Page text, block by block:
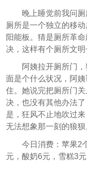
晚上睡觉前我问
厕所是一个独立的移
阳能板。猜是厕所革
决，这样有个厕所文明
阿姨拉开厕所门
面是个什么状况，阿
住。她说完把厕所门
决，也没有其他办法
是，狂风不止地吹过
无法想象那一刻的狼狈
今日消费：苹果2
元，酸奶6元，雪糕3